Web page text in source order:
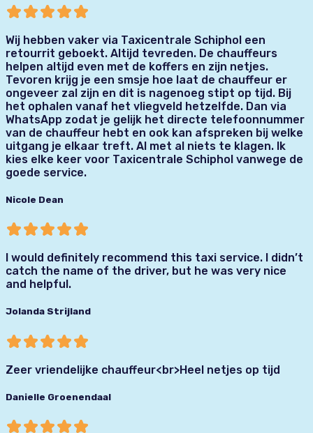
Wij hebben vaker via Taxicentrale Schiphol een
retourrit geboekt. Altijd tevreden. De chauffeurs
helpen altijd even met de koffers en zijn netjes.
Tevoren krijg je een smsje hoe laat de chauffeur er
ongeveer zal zijn en dit is nagenoeg stipt op tijd. Bij
het ophalen vanaf het vliegveld hetzelfde. Dan via
WhatsApp zodat je gelijk het directe telefoonnummer
van de chauffeur hebt en ook kan afspreken bij welke
uitgang je elkaar treft. Al met al niets te klagen. Ik
kies elke keer voor Taxicentrale Schiphol vanwege de
goede service.
Nicole Dean
I would definitely recommend this taxi service. I didn’t
catch the name of the driver, but he was very nice
and helpful.
Jolanda Strijland
Zeer vriendelijke chauffeur<br>Heel netjes op tijd
Danielle Groenendaal